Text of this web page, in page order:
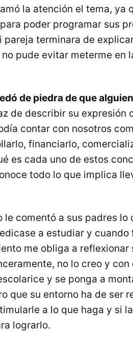
la atención el tema, ya
poder programar sus
pareja terminara de
pude evitar meterme en
de piedra de que
de describir su expresión
contar con nosotros
financiarlo,
es cada uno de estos
todo lo que implica
comentó a sus padres lo
a estudiar y cuando
me obliga a reflexionar
no lo creo y
y se ponga a
que su entorno ha de ser
a lo que haga y si
lograrlo.